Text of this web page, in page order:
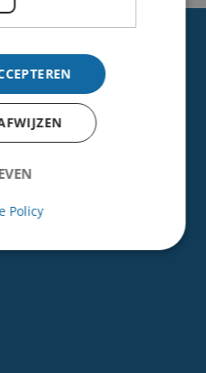
Policy